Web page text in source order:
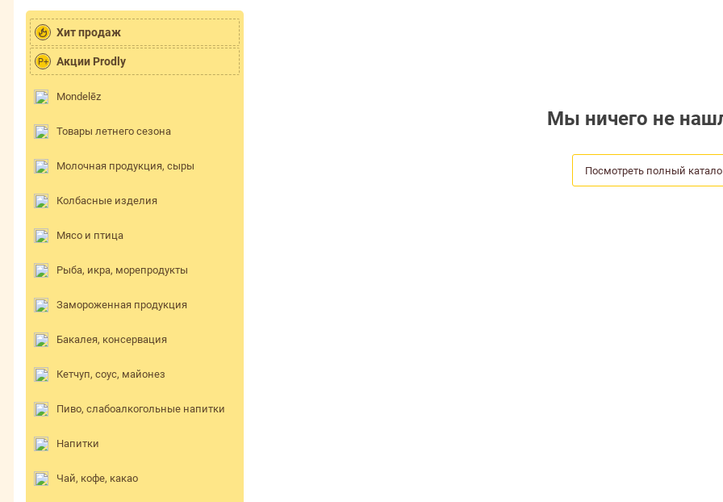
Хит продаж
P+ Акции Prodly
Mondelēz
Товары летнего сезона
Молочная продукция, сыры
Колбасные изделия
Мясо и птица
Рыба, икра, морепродукты
Замороженная продукция
Бакалея, консервация
Кетчуп, соус, майонез
Пиво, слабоалкогольные напитки
Напитки
Чай, кофе, какао
Мы ничего не
Посмотреть полный